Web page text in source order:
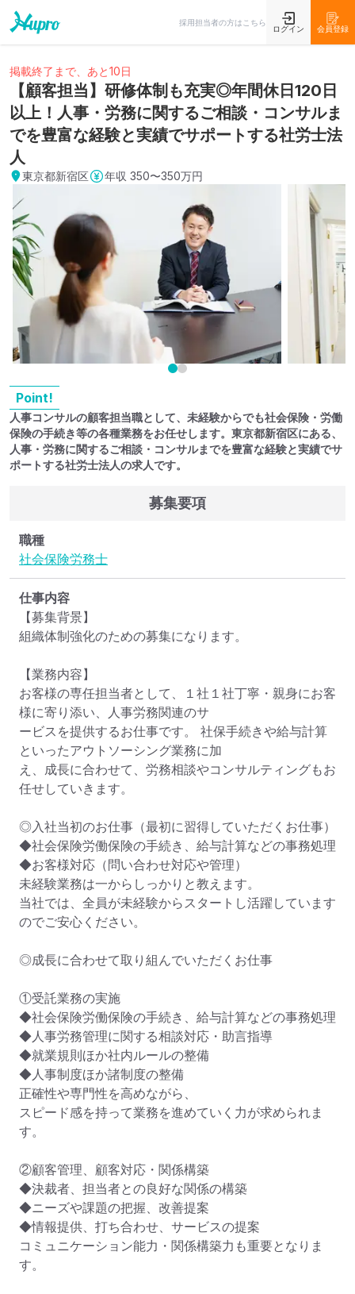
採用担当者の方はこちら
ログイン 会員登録
掲載終了まで、あと10日
【顧客担当】研修体制も充実◎年間休日120日
以上！人事・労務に関するご相談・コンサルま
でを豊富な経験と実績でサポートする社労士法
人
東京都新宿区 年収 350〜350万円
Point!
人事コンサルの顧客担当職として、未経験からでも社会保険・労働
保険の手続き等の各種業務をお任せします。東京都新宿区にある、
人事・労務に関するご相談・コンサルまでを豊富な経験と実績でサ
ポートする社労士法人の求人です。
募集要項
職種
社会保険労務士
仕事内容
【募集背景】
組織体制強化のための募集になります。
【業務内容】
お客様の専任担当者として、１社１社丁寧・親身にお客
様に寄り添い、人事労務関連のサ
ービスを提供するお仕事です。 社保手続きや給与計算
といったアウトソーシング業務に加
え、成長に合わせて、労務相談やコンサルティングもお
任せしていきます。
◎入社当初のお仕事（最初に習得していただくお仕事）
◆社会保険労働保険の手続き、給与計算などの事務処理
◆お客様対応（問い合わせ対応や管理）
未経験業務は一からしっかりと教えます。
当社では、全員が未経験からスタートし活躍しています
のでご安心ください。
◎成長に合わせて取り組んでいただくお仕事
①受託業務の実施
◆社会保険労働保険の手続き、給与計算などの事務処理
◆人事労務管理に関する相談対応・助言指導
◆就業規則ほか社内ルールの整備
◆人事制度ほか諸制度の整備
正確性や専門性を高めながら、
スピード感を持って業務を進めていく力が求められま
す。
②顧客管理、顧客対応・関係構築
◆決裁者、担当者との良好な関係の構築
◆ニーズや課題の把握、改善提案
◆情報提供、打ち合わせ、サービスの提案
コミュニケーション能力・関係構築力も重要となりま
す。